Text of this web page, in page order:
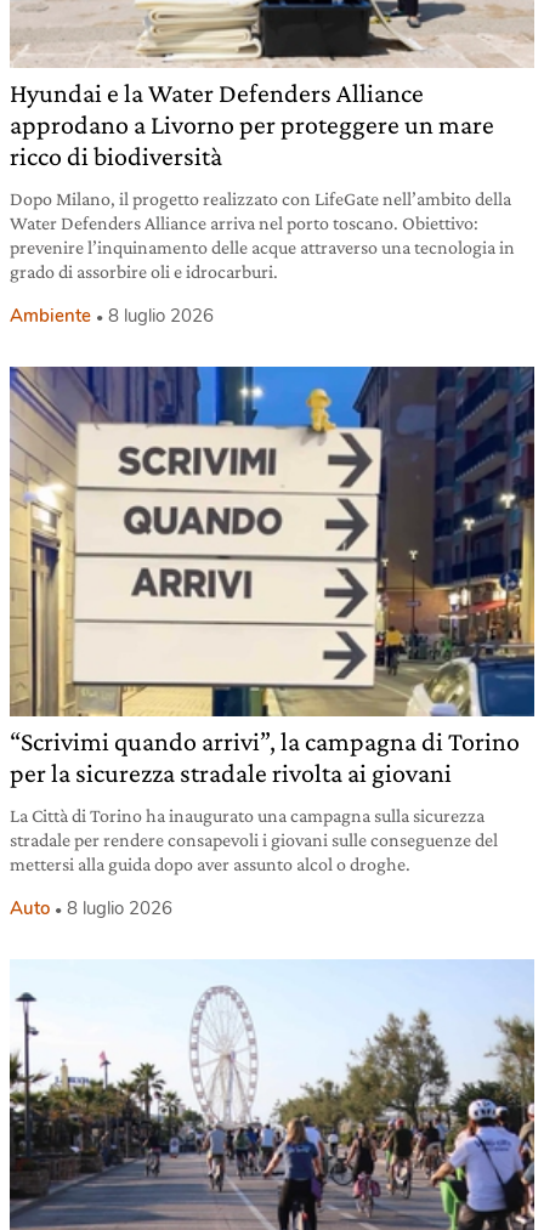
Hyundai e la Water Defenders Alliance
approdano a Livorno per proteggere un mare
ricco di biodiversità
Dopo Milano, il progetto realizzato con LifeGate nell’ambito della
Water Defenders Alliance arriva nel porto toscano. Obiettivo:
prevenire l’inquinamento delle acque attraverso una tecnologia in
grado di assorbire oli e idrocarburi.
Ambiente 8 luglio 2026
“Scrivimi quando arrivi”, la campagna di Torino
per la sicurezza stradale rivolta ai giovani
La Città di Torino ha inaugurato una campagna sulla sicurezza
stradale per rendere consapevoli i giovani sulle conseguenze del
mettersi alla guida dopo aver assunto alcol o droghe.
Auto 8 luglio 2026